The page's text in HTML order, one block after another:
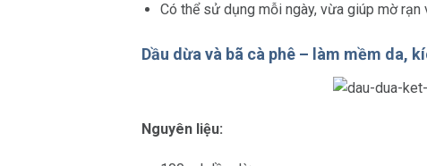
Có thể sử dụng mỗi ngày, vừa giúp mờ
Dầu dừa và bã cà phê – làm mềm da,
Nguyên liệu: